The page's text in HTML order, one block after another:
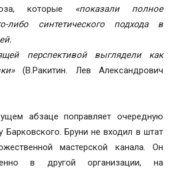
которые
«показали полное
либо синтетического подхода в
перспективой выглядели как
(В.Ракитин. Лев Александрович
абзаце поправляет очередную
Бруни не входил в штат
мастерской канала. Он
в другой организации, на